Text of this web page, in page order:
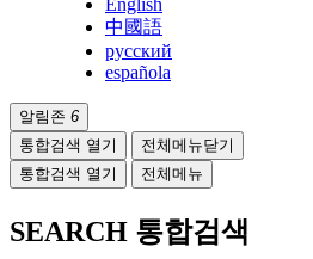
English
中國語
русский
española
알림존 6
통합검색 열기
전체메뉴닫기
통합검색 열기
전체메뉴
SEARCH 통합검색